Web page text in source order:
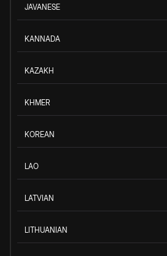
JAVANESE
KANNADA
KAZAKH
KHMER
KOREAN
LAO
LATVIAN
LITHUANIAN